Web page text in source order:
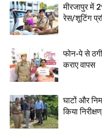
मीरजापुर में
रेस/शूटिंग
फोन-पे से
कराए वापस
घाटों और
किया